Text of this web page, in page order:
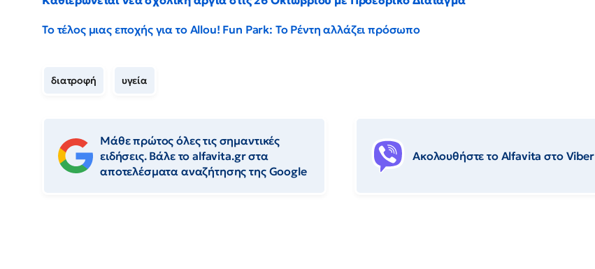
Το τέλος μιας εποχής για το Allou! Fun Park: Το Ρέντη αλλάζει πρόσωπο
διατροφή υγεία
Μάθε πρώτος όλες τις σημαντικές
ειδήσεις. Βάλε το alfavita.gr στα
αποτελέσματα αναζήτησης της Google
Ακολουθήστε το Αlfavita στο Viber